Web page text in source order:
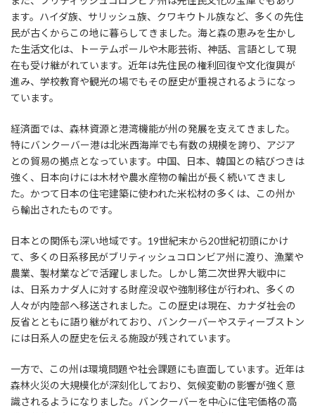
ます。ハイダ族、サリッシュ族、クワキウトル族など、多くの先住
民が古くからこの地に暮らしてきました。海と森の恵みを生かし
た生活文化は、トーテムポールや木彫芸術、神話、言語として現
在も受け継がれています。近年は先住民の権利回復や文化復興が
進み、学校教育や観光の場でもその歴史が重視されるようになっ
ています。
経済面では、森林資源と港湾機能が州の発展を支えてきました。
特にバンクーバー港は北米西海岸でも有数の規模を誇り、アジア
との貿易の拠点となっています。中国、日本、韓国との結びつきは
強く、日本向けには木材や農水産物の輸出が長く続いてきまし
た。かつて日本の住宅建築に使われた米松材の多くは、この州か
ら輸出されたものです。
日本との関係も深い地域です。19世紀末から20世紀初頭にかけ
て、多くの日系移民がブリティッシュコロンビア州に渡り、漁業や
農業、製材業などで活躍しました。しかし第二次世界大戦中に
は、日系カナダ人に対する財産没収や強制移住が行われ、多くの
人々が内陸部へ移送されました。この歴史は現在、カナダ社会の
反省とともに語り継がれており、バンクーバーやスティーブストン
には日系人の歴史を伝える施設が残されています。
一方で、この州は環境問題や社会課題にも直面しています。近年は
森林火災の大規模化が深刻化しており、気候変動の影響が強く意
識されるようになりました。バンクーバーを中心に住宅価格の高